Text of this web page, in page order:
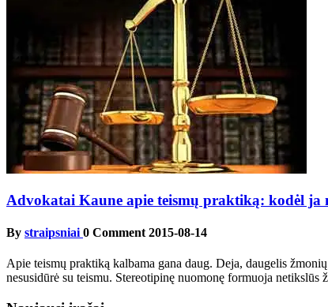
Advokatai Kaune apie teismų praktiką: kodėl ja
By straipsniai 0 Comment 2015-08-14
Apie teismų praktiką kalbama gana daug. Deja, daugelis
nesusidūrė su teismu. Stereotipinę nuomonę formuoja